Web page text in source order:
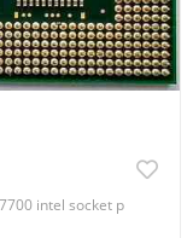
intel socket p